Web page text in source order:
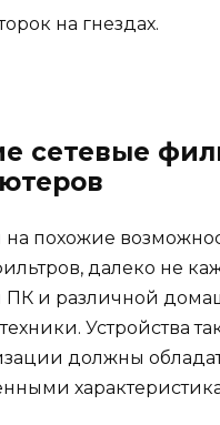
на гнездах.
сетевые
на похожие
далеко не
ПК и различной
Устройства
должны